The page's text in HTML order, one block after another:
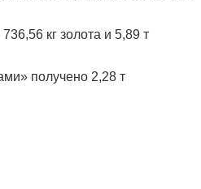
кг золота и 5,89 т
получено 2,28 т